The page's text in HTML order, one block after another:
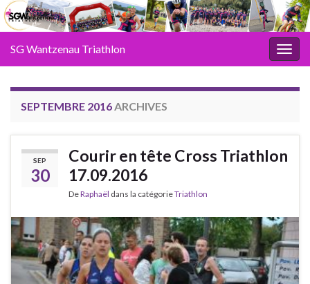
SG Wantzenau Triathlon
SEPTEMBRE 2016ARCHIVES
SEP
30
Courir en tête Cross Triathlon
17.09.2016
DeRaphaël dans la catégorieTriathlon